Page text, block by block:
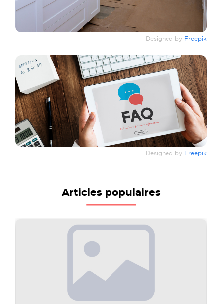
Designed by Freepik
Designed by Freepik
Articles populaires